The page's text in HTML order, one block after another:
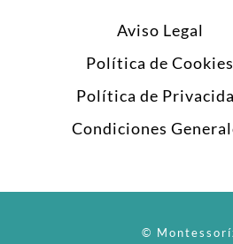
Aviso Legal
Política de Cookies
Política de
Condiciones
©